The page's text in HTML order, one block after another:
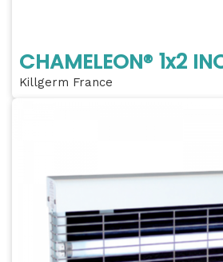
CHAMELEON® 1x2
Killgerm France